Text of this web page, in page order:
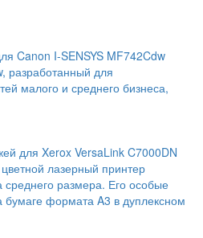
Canon I-SENSYS MF742Cdw
разработанный для
малого и среднего бизнеса,
для Xerox VersaLink C7000DN
лазерный принтер
размера. Его особые
бумаге формата A3 в дуплексном